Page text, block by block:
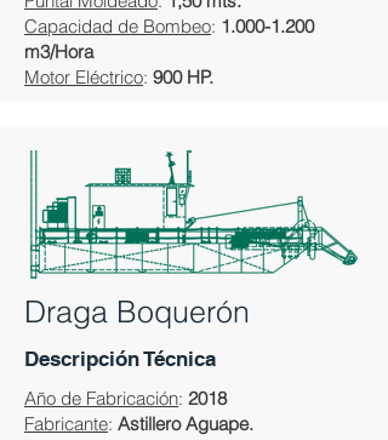
Capacidad de Bombeo: 1.000-1.200
m3/Hora
Motor Eléctrico: 900 HP.
Draga Boquerón
Descripción Técnica
Año de Fabricación: 2018
Fabricante: Astillero Aguape.